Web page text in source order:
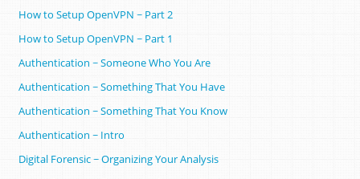
How to Setup OpenVPN ~ Part 2
How to Setup OpenVPN ~ Part 1
Authentication ~ Someone Who You Are
Authentication ~ Something That You Have
Authentication ~ Something That You Know
Authentication ~ Intro
Digital Forensic ~ Organizing Your Analysis